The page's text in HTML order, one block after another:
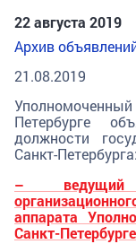
22 августа 2019
Архив
21.08.2019
Петербурге
должности
Санкт-Петербурга:
– ведущий
аппарата
Санкт-Петербурге